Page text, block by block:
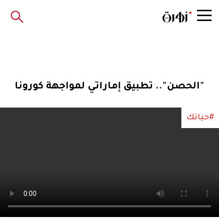
"الحصن".. تطبيق إماراتي لمواجهة كورونا
#حياتك